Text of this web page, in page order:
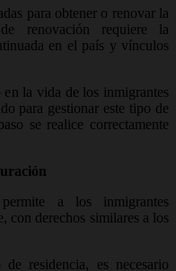
para obtener o renovar la
renovación requiere la
en el país y vínculos
la vida de los inmigrantes
para gestionar este tipo de
se realice correctamente
a los inmigrantes
con derechos similares a los
residencia, es necesario